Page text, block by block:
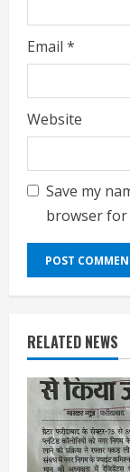
Email *
Website
Save my
browser for
RELATED NEWS